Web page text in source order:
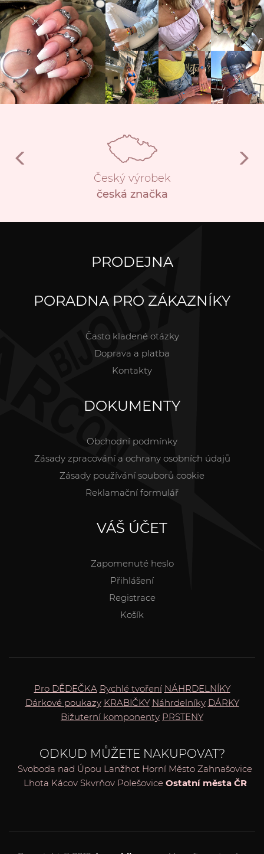
Český výrobek
česká značka
PRODEJNA
PORADNA PRO ZÁKAZNÍKY
Často kladené otázky
Doprava a platba
Kontakty
DOKUMENTY
Obchodní podmínky
Zásady zpracování a ochrany osobních údajů
Zásady používání souborů cookie
Reklamační formulář
VÁŠ ÚČET
Zapomenuté heslo
Přihlášení
Registrace
Košík
Pro DĚDEČKA Rychlé tvoření NÁHRDELNÍKY
Dárkové poukazy KRABIČKY Náhrdelníky DÁRKY
Bižuterní komponenty PRSTENY
ODKUD MŮŽETE NAKUPOVAT?
Svoboda nad Úpou Lanžhot Horní Město Zahnašovice
Lhota Kácov Skvrňov Polešovice Ostatní města ČR